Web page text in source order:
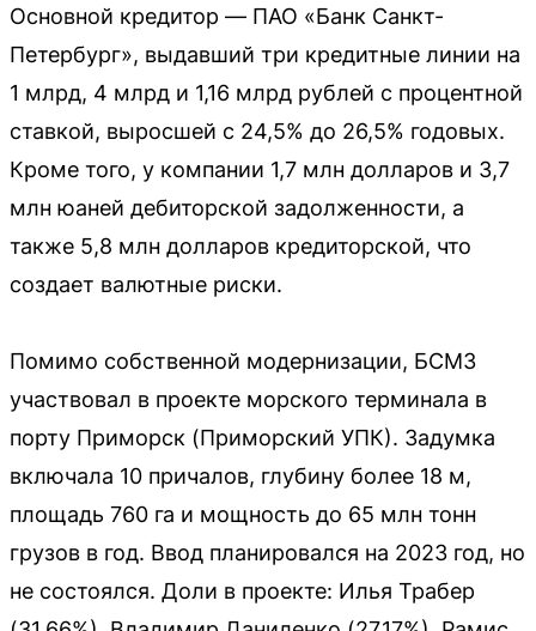
Основной кредитор — ПАО «Банк Санкт-
Петербург», выдавший три кредитные линии на
1 млрд, 4 млрд и 1,16 млрд рублей с процентной
ставкой, выросшей с 24,5% до 26,5% годовых.
Кроме того, у компании 1,7 млн долларов и 3,7
млн юаней дебиторской задолженности, а
также 5,8 млн долларов кредиторской, что
создает валютные риски.
Помимо собственной модернизации, БСМЗ
участвовал в проекте морского терминала в
порту Приморск (Приморский УПК). Задумка
включала 10 причалов, глубину более 18 м,
площадь 760 га и мощность до 65 млн тонн
грузов в год. Ввод планировался на 2023 год, но
не состоялся. Доли в проекте: Илья Трабер